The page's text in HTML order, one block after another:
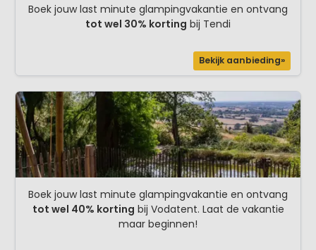
Boek jouw last minute glampingvakantie en ontvang
tot wel 30% korting bij Tendi
Bekijk aanbieding»
Boek jouw last minute glampingvakantie en ontvang
tot wel 40% korting bij Vodatent. Laat de vakantie
maar beginnen!